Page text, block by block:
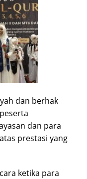
dan berhak
dan para
prestasi yang
ketika para